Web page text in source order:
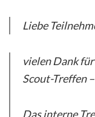
Liebe
vielen Dank
Scout-Treffen
Das interne